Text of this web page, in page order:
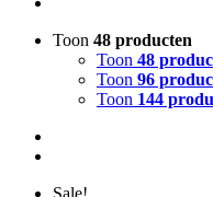
Toon 48 producten
Toon 48
Toon 96
Toon 144
Sale!